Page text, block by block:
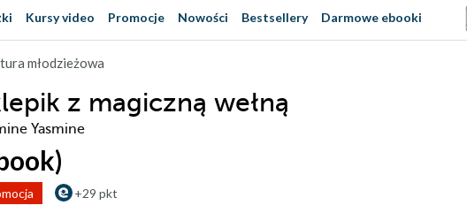
Kursy video Promocje Nowości Bestsellery Darmowe ebooki
młodzieżowa
z magiczną wełną
Yasmine
+29 pkt